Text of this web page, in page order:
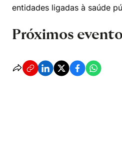
entidades ligadas à saúde
Próximos